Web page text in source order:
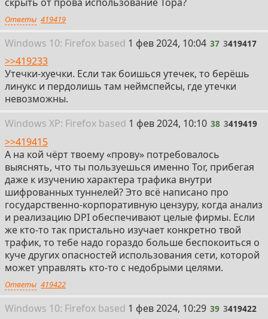
Ответы 419419
Windows 10: Firefox based 37
1 фев 2024, 10:04 37 3419417
>>419233
Утечки-хуечки. Если так боишься утечек, то берёшь
линукс и пердолишь там неймспейсы, где утечки
невозможны.
Windows XP: Firefox based 38
1 фев 2024, 10:10 38 3419419
>>419415
А на кой чёрт твоему «прову» потребовалось
выяснять, что ты пользуешься именно Tor, прибегая
даже к изучению характера трафика внутри
шифрованных туннелей? Это всё написано про
государственно-корпоративную цензуру, когда анализ
и реализацию DPI обеспечивают целые фирмы. Если
же кто-то так пристально изучает конкретно твой
трафик, то тебе надо гораздо больше беспокоиться о
куче других опасностей использования сети, которой
может управлять кто-то с недобрыми целями.
Ответы 419422
Windows 10: Firefox based 39
1 фев 2024, 10:29 39 3419422